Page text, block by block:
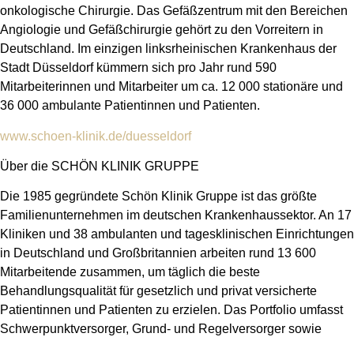
onkologische Chirurgie. Das Gefäßzentrum mit den Bereichen
Angiologie und Gefäßchirurgie gehört zu den Vorreitern in
Deutschland. Im einzigen linksrheinischen Krankenhaus der
Stadt Düsseldorf kümmern sich pro Jahr rund 590
Mitarbeiterinnen und Mitarbeiter um ca. 12 000 stationäre und
36 000 ambulante Patientinnen und Patienten.
www.schoen-klinik.de/duesseldorf
Über die SCHÖN KLINIK GRUPPE
Die 1985 gegründete Schön Klinik Gruppe ist das größte
Familienunternehmen im deutschen Krankenhaussektor. An 17
Kliniken und 38 ambulanten und tagesklinischen Einrichtungen
in Deutschland und Großbritannien arbeiten rund 13 600
Mitarbeitende zusammen, um täglich die beste
Behandlungsqualität für gesetzlich und privat versicherte
Patientinnen und Patienten zu erzielen. Das Portfolio umfasst
Schwerpunktversorger, Grund- und Regelversorger sowie